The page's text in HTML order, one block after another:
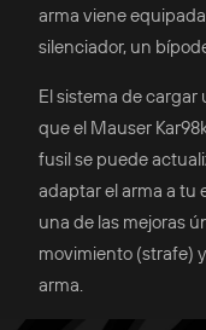
arma viene
silenciador, un
El sistema de
que el Mauser
fusil se puede
adaptar el arma a tu
una de las mejoras
movimiento (strafe)
arma.